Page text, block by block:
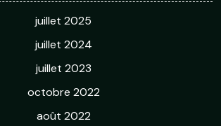
juillet 2025
juillet 2024
juillet 2023
octobre 2022
août 2022